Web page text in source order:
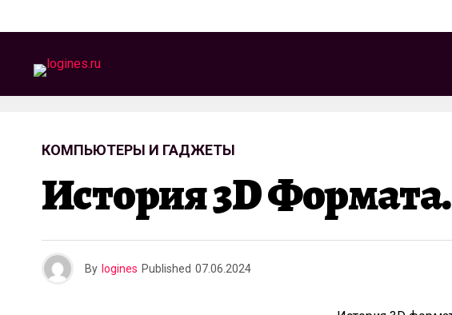
КОМПЬЮТЕРЫ И ГАДЖЕТЫ
История 3D Формата.
By logines Published 07.06.2024